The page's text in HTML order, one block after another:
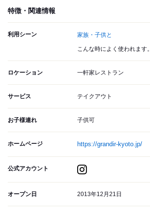
特徴・関連情報
利用シーン 家族・子供と
こんな時によく使われます。
ロケーション 一軒家レストラン
サービス テイクアウト
お子様連れ 子供可
ホームページ https://grandir-kyoto.jp/
公式アカウント
オープン日 2013年12月21日